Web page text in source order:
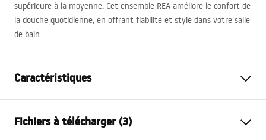
supérieure à la moyenne. Cet ensemble REA améliore le confort de
la douche quotidienne, en offrant fiabilité et style dans votre salle
de bain.
Caractéristiques
Matériel
Fichiers à télécharger (3)